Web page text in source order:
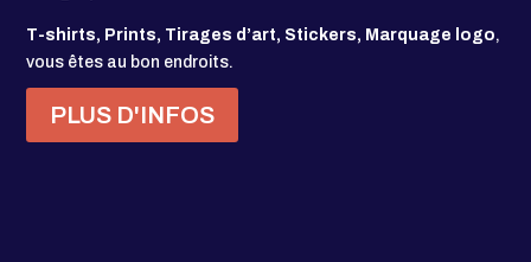
T-shirts, Prints, Tirages d’art, Stickers, Marquage logo,
vous êtes au bon endroits.
PLUS D'INFOS